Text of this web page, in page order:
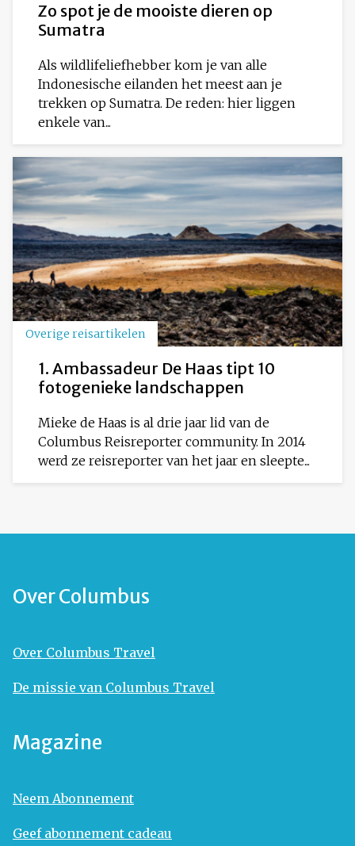
Zo spot je de mooiste dieren op
Sumatra
Als wildlifeliefhebber kom je van alle
Indonesische eilanden het meest aan je
trekken op Sumatra. De reden: hier liggen
enkele van...
Overige reisartikelen
1. Ambassadeur De Haas tipt 10
fotogenieke landschappen
Mieke de Haas is al drie jaar lid van de
Columbus Reisreporter community. In 2014
werd ze reisreporter van het jaar en sleepte...
Over Columbus
Over Columbus Travel
De missie van Columbus Travel
Magazine
Neem Abonnement
Geef abonnement cadeau